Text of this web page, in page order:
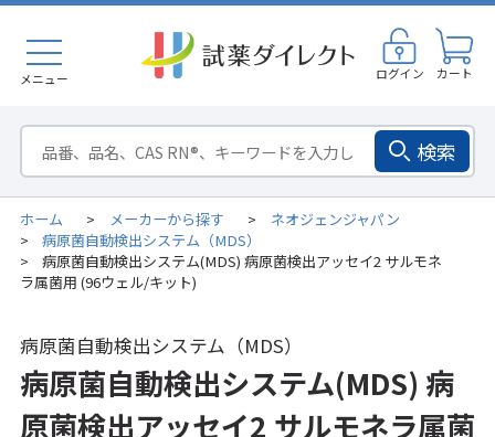
メニュー ログイン カート
検索
ホーム > メーカーから探す > ネオジェンジャパン
> 病原菌自動検出システム（MDS）
>
病原菌自動検出システム(MDS) 病原菌検出アッセイ2 サルモネ
ラ属菌用 (96ウェル/キット)
病原菌自動検出システム（MDS）
病原菌自動検出システム(MDS) 病
原菌検出アッセイ2 サルモネラ属菌